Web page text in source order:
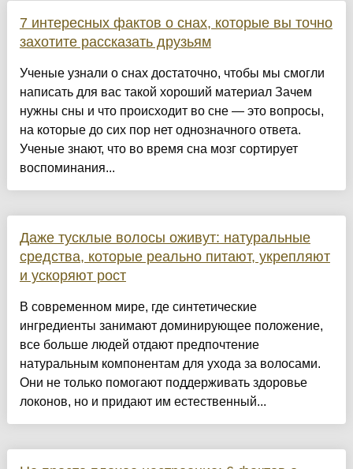
7 интересных фактов о снах, которые вы точно
захотите рассказать друзьям
Ученые узнали о снах достаточно, чтобы мы смогли
написать для вас такой хороший материал Зачем
нужны сны и что происходит во сне — это вопросы,
на которые до сих пор нет однозначного ответа.
Ученые знают, что во время сна мозг сортирует
воспоминания...
Даже тусклые волосы оживут: натуральные
средства, которые реально питают, укрепляют
и ускоряют рост
В современном мире, где синтетические
ингредиенты занимают доминирующее положение,
все больше людей отдают предпочтение
натуральным компонентам для ухода за волосами.
Они не только помогают поддерживать здоровье
локонов, но и придают им естественный...